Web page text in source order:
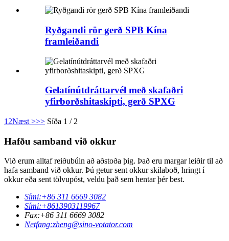
Ryðgandi rör gerð SPB Kína
framleiðandi
Gelatínútdráttarvél með skafaðri
yfirborðshitaskipti, gerð SPXG
1 2Næst >>> Síða 1 / 2
Hafðu samband við okkur
Við erum alltaf reiðubúin að aðstoða þig. Það eru margar leiðir til að
hafa samband við okkur. Þú getur sent okkur skilaboð, hringt í
okkur eða sent tölvupóst, veldu það sem hentar þér best.
Sími:+86 311 6669 3082
Sími:+8613903119967
Fax:+86 311 6669 3082
Netfang:zheng@sino-votator.com